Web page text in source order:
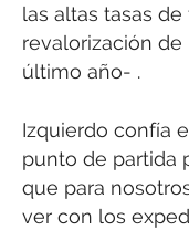
las altas tasas
revalorización de
último año- .
Izquierdo confía
punto de partida
que para
ver con los